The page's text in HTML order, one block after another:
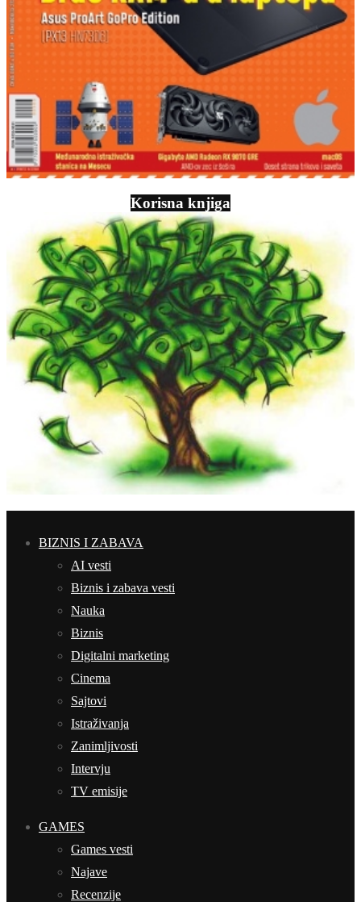
Korisna knjiga
BIZNIS I ZABAVA
AI vesti
Biznis i zabava vesti
Nauka
Biznis
Digitalni marketing
Cinema
Sajtovi
Istraživanja
Zanimljivosti
Intervju
TV emisije
GAMES
Games vesti
Najave
Recenzije